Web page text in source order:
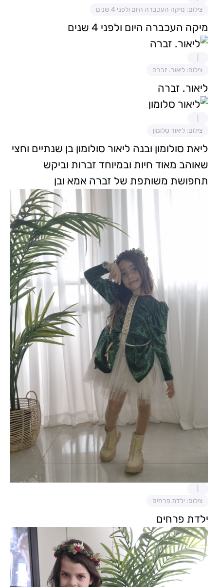
צילום: מיקה העכברה היום ולפני 4 שנים
מיקה העכברה היום ולפני 4 שנים
צילום: ליאור. זברה
ליאור. זברה
צילום: ליאור סלומון
ליאת סולומון ובנה ליאור סולומון בן שנתיים וחצי
שאוהב מאוד חיות ובמיוחד זברות וביקש
תחפושת משותפת של זברה אמא ובן
צילום: ילדת פרחים
ילדת פרחים